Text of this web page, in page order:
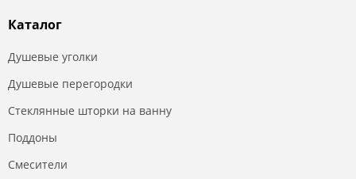
Каталог
Душевые уголки
Душевые перегородки
Стеклянные шторки на ванну
Поддоны
Смесители